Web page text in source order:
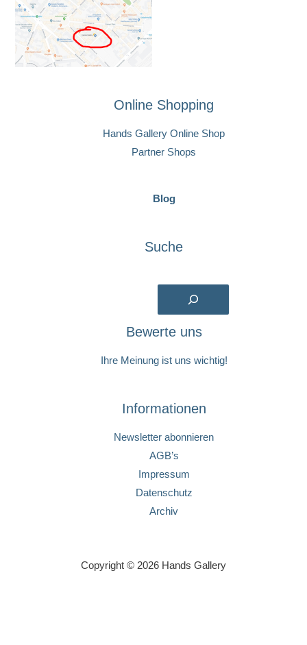
Online Shopping
Hands Gallery Online Shop
Partner Shops
Blog
Suche
Bewerte uns
Ihre Meinung ist uns wichtig!
Informationen
Newsletter abonnieren
AGB’s
Impressum
Datenschutz
Archiv
Copyright © 2026 Hands Gallery